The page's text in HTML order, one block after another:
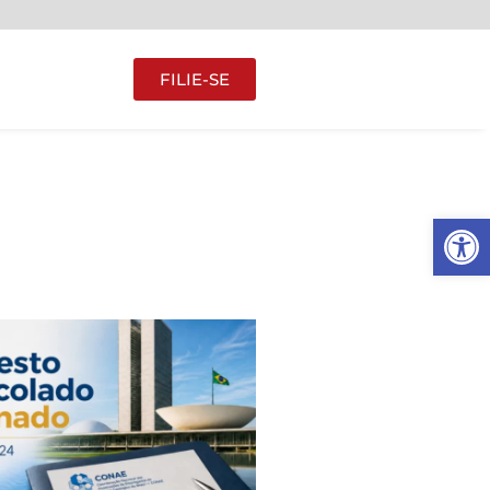
Abrir
FILIE-SE